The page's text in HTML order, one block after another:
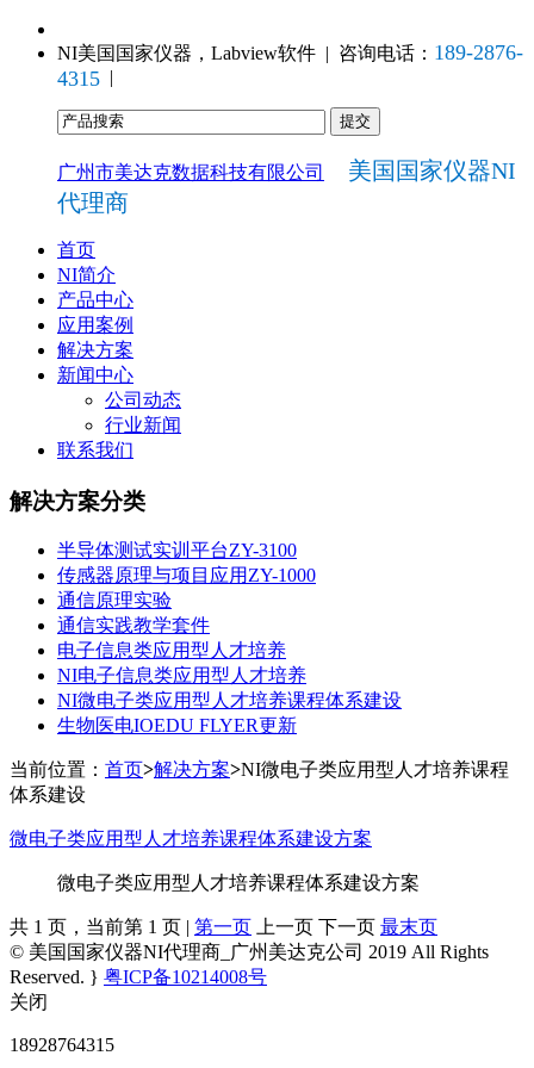
NI美国国家仪器，Labview软件 | 咨询电话： 189-2876-
4315 |
广州市美达克数据科技有限公司
美国国家仪器NI
代理商
首页
NI简介
产品中心
应用案例
解决方案
新闻中心
公司动态
行业新闻
联系我们
解决方案分类
半导体测试实训平台ZY-3100
传感器原理与项目应用ZY-1000
通信原理实验
通信实践教学套件
电子信息类应用型人才培养
NI电子信息类应用型人才培养
NI微电子类应用型人才培养课程体系建设
生物医电IOEDU FLYER更新
当前位置： 首页>解决方案>NI微电子类应用型人才培养课程
体系建设
微电子类应用型人才培养课程体系建设方案
微电子类应用型人才培养课程体系建设方案
共 1 页，当前第 1 页 | 第一页 上一页 下一页 最末页
© 美国国家仪器NI代理商_广州美达克公司 2019 All Rights
Reserved. } 粤ICP备10214008号
关闭
18928764315